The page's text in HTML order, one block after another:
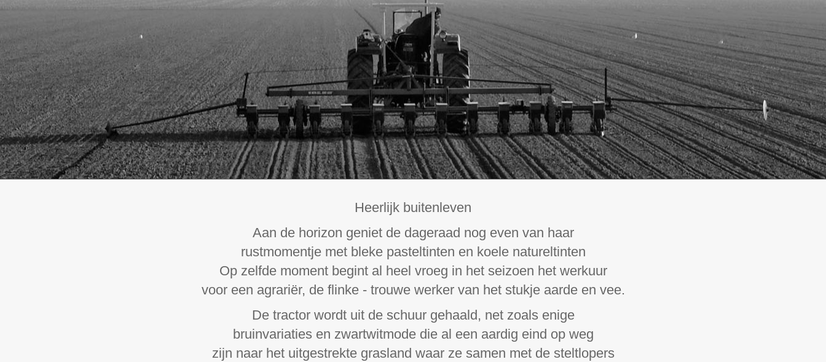
Heerlijk buitenleven
Aan de horizon geniet de dageraad nog even van haar
rustmomentje met bleke pasteltinten en koele natureltinten
Op zelfde moment begint al heel vroeg in het seizoen het werkuur
voor een agrariër, de flinke - trouwe werker van het stukje aarde en vee.
De tractor wordt uit de schuur gehaald, net zoals enige
bruinvariaties en zwartwitmode die al een aardig eind op weg
zijn naar het uitgestrekte grasland waar ze samen met de steltlopers